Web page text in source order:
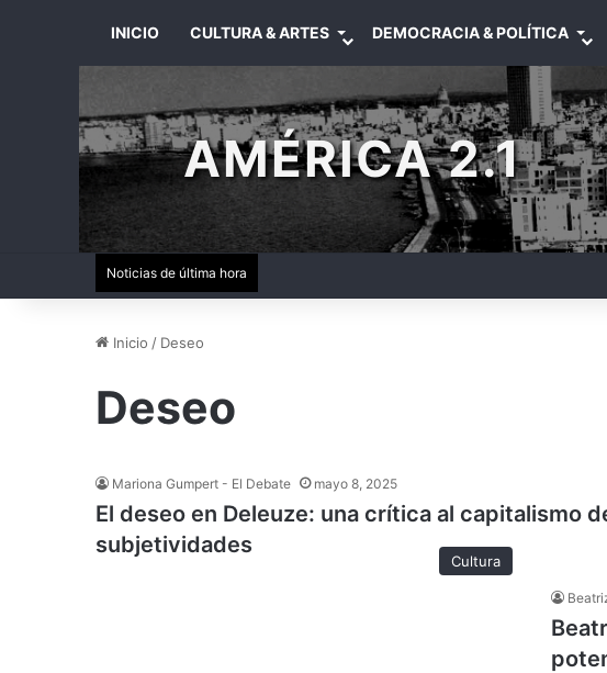
INICIO CULTURA & ARTES DEMOCRACIA & POLÍTICA
AMÉRICA 2.1
Noticias de última hora
Inicio / Deseo
Deseo
Mariona Gumpert - El Debate mayo 8, 2025
El deseo en Deleuze: una crítica al capitalismo
subjetividades
Cultura